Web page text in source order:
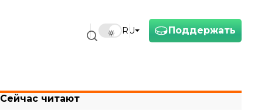
Поддержать
RU
Сейчас читают